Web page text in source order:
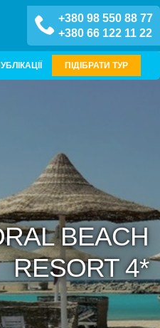
+380 98 550 88 77
+380 66 122 11 22
ПІДІБРАТИ ТУР
BEACH
RESORT 4*